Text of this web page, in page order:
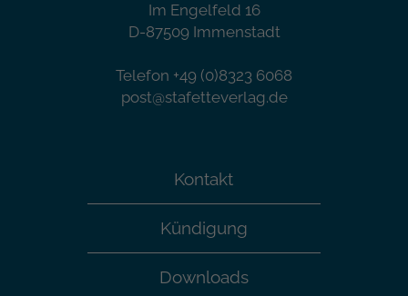
Im Engelfeld 16
D-87509 Immenstadt
Telefon +49 (0)8323 6068
post@stafetteverlag.de
Kontakt
Kündigung
Downloads